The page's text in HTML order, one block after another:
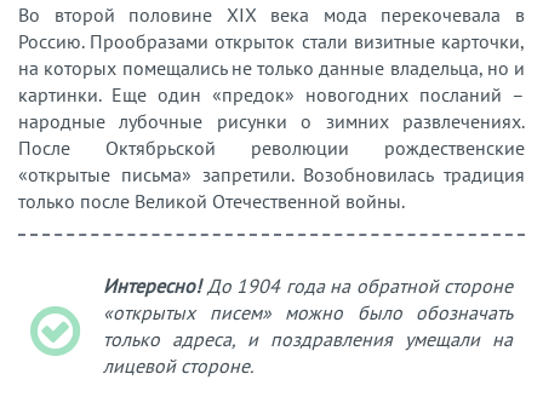
Во второй половине XIX века мода перекочевала в
Россию. Прообразами открыток стали визитные карточки,
на которых помещались не только данные владельца, но и
картинки. Еще один «предок» новогодних посланий –
народные лубочные рисунки о зимних развлечениях.
После Октябрьской революции рождественские
«открытые письма» запретили. Возобновилась традиция
только после Великой Отечественной войны.
Интересно!До 1904 года на обратной стороне
«открытых писем» можно было обозначать
только адреса, и поздравления умещали на
лицевой стороне.